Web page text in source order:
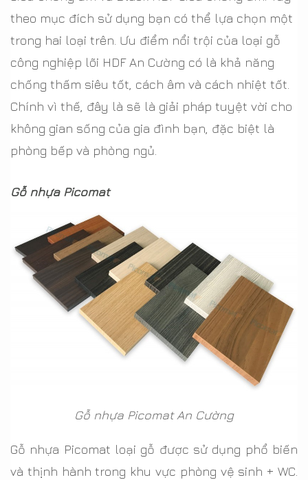
theo mục đích sử dụng bạn có thể lựa chọn một
trong hai loại trên. Ưu điểm nổi trội của loại gỗ
công nghiệp lõi HDF An Cường có là khả năng
chống thấm siêu tốt, cách âm và cách nhiệt tốt.
Chính vì thế, đây là sẽ là giải pháp tuyệt vời cho
không gian sống của gia đình bạn, đặc biệt là
phòng bếp và phòng ngủ.
Gỗ nhựa Picomat
Gỗ nhựa Picomat An Cường
Gỗ nhựa Picomat loại gỗ được sử dụng phổ biến
và thịnh hành trong khu vực phòng vệ sinh + WC.